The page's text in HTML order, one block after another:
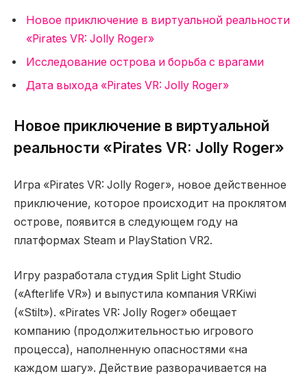
Новое приключение в виртуальной реальности
«Pirates VR: Jolly Roger»
Исследование острова и борьба с врагами
Дата выхода «Pirates VR: Jolly Roger»
Новое приключение в виртуальной
реальности «Pirates VR: Jolly Roger»
Игра «Pirates VR: Jolly Roger», новое действенное
приключение, которое происходит на проклятом
острове, появится в следующем году на
платформах Steam и PlayStation VR2.
Игру разработала студия Split Light Studio
(«Afterlife VR») и выпустила компания VRKiwi
(«Stilt»). «Pirates VR: Jolly Roger» обещает
компанию (продолжительностью игрового
процесса), наполненную опасностями «на
каждом шагу». Действие разворачивается на